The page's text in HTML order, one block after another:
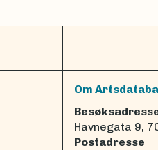
Om
Havnegata 9,
Postadresse